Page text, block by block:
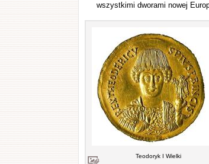
wszystkimi dworami nowej
Teodoryk I Wielki